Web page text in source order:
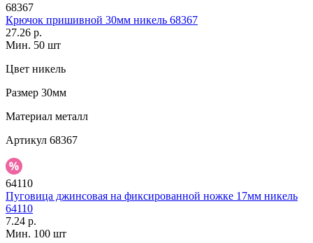
68367
Крючок пришивной 30мм никель 68367
27.26 р.
Мин. 50 шт
Цвет никель
Размер 30мм
Материал металл
Артикул 68367
64110
Пуговица джинсовая на фиксированной ножке 17мм никель
64110
7.24 р.
Мин. 100 шт